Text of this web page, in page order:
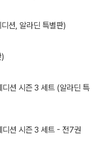
션, 알라딘 특별판)
션 시즌 3 세트 (알라딘 특
디션 시즌 3 세트 - 전7권